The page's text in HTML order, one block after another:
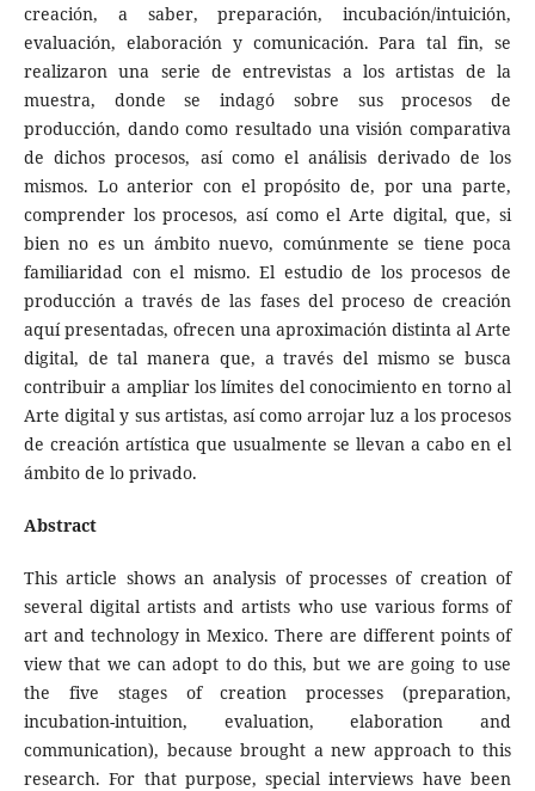
creación, a saber, preparación, incubación/intuición,
evaluación, elaboración y comunicación. Para tal fin, se
realizaron una serie de entrevistas a los artistas de la
muestra, donde se indagó sobre sus procesos de
producción, dando como resultado una visión comparativa
de dichos procesos, así como el análisis derivado de los
mismos. Lo anterior con el propósito de, por una parte,
comprender los procesos, así como el Arte digital, que, si
bien no es un ámbito nuevo, comúnmente se tiene poca
familiaridad con el mismo. El estudio de los procesos de
producción a través de las fases del proceso de creación
aquí presentadas, ofrecen una aproximación distinta al Arte
digital, de tal manera que, a través del mismo se busca
contribuir a ampliar los límites del conocimiento en torno al
Arte digital y sus artistas, así como arrojar luz a los procesos
de creación artística que usualmente se llevan a cabo en el
ámbito de lo privado.
Abstract
This article shows an analysis of processes of creation of
several digital artists and artists who use various forms of
art and technology in Mexico. There are different points of
view that we can adopt to do this, but we are going to use
the five stages of creation processes (preparation,
incubation-intuition, evaluation, elaboration and
communication), because brought a new approach to this
research. For that purpose, special interviews have been